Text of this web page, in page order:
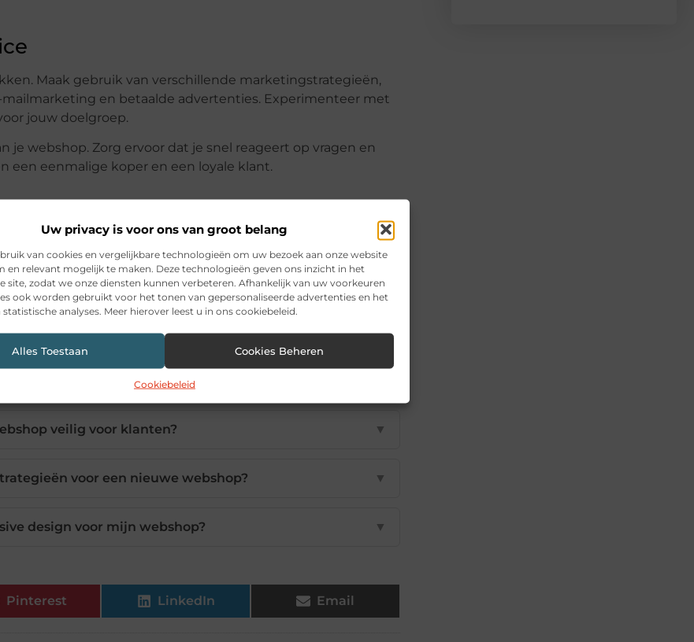
Uw privacy is voor ons van groot belang
van cookies en vergelijkbare technologieën om uw bezoek aan onze website
en relevant mogelijk te maken. Deze technologieën geven ons inzicht in het
site, zodat we onze diensten kunnen verbeteren. Afhankelijk van uw voorkeuren
ook worden gebruikt voor het tonen van gepersonaliseerde advertenties en het
analyses. Meer hierover leest u in ons cookiebeleid.
Alles Toestaan Cookies Beheren
Cookiebeleid
Maak gebruik van verschillende marketingstrategieën,
mailmarketing en betaalde advertenties. Experimenteer met
jouw doelgroep.
je webshop. Zorg ervoor dat je snel reageert op vragen en
een eenmalige koper en een loyale klant.
om een webshop te starten? ▼
zijn het meest geschikt?
veilig voor klanten? ▼
voor een nieuwe webshop? ▼
design voor mijn webshop? ▼
Pinterest LinkedIn Email